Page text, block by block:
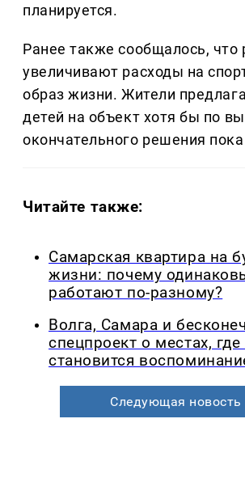
планируется.
Ранее также сообщалось, что
увеличивают расходы на
образ жизни. Жители
детей на объект хотя бы по
окончательного решения
Читайте также:
Самарская квартира на
жизни: почему
работают по-разному?
Волга, Самара и
спецпроект о местах, где
становится
Следующая новость